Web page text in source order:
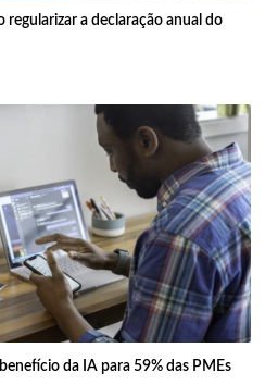
regularizar a declaração anual do
da IA para 59% das PMEs